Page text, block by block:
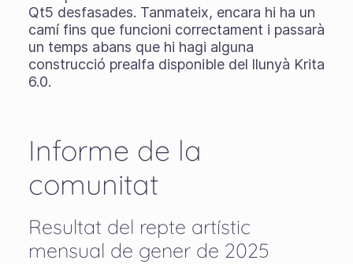
Qt5 desfasades. Tanmateix, encara hi ha un
camí fins que funcioni correctament i passarà
un temps abans que hi hagi alguna
construcció prealfa disponible del llunyà Krita
6.0.
Informe de la
comunitat
Resultat del repte artístic
mensual de gener de 2025